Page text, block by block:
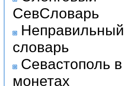
СевСловарь
Неправильный
словарь
Севастополь в
монетах